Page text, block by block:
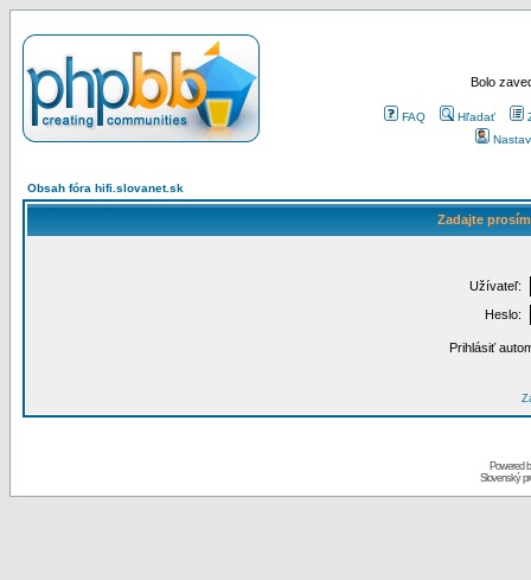
Bolo
FAQ Hľadať
Obsah fóra hifi.slovanet.sk
Zadajte
Užívateľ:
Heslo:
Prihlásiť
Powered
Slovenský